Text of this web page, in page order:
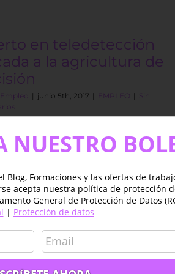
en teledetección
a la agricultura de
Empleo | junio 5th, 2017 | EMPLEO | Sin
Salary/Rate: £50,000 –
23/05/2017 (10:06)
Description Agricultural
Sensing Consultant Contract
Permanent […]
NUESTRO
Blog, Formaciones y las ofertas de
acepta nuestra política de protección
General de Protección de Datos
| Protección de datos